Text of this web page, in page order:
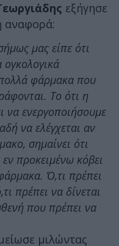
εξήγησε
αναφορά:
μας είπε ότι
φάρμακα που
Το ότι η
να ενεργοποιήσουμε
να ελέγχεται αν
σημαίνει ότι
προκειμένω κόβει
Ό,τι πρέπει
πρέπει να δίνεται
που πρέπει να
μιλώντας